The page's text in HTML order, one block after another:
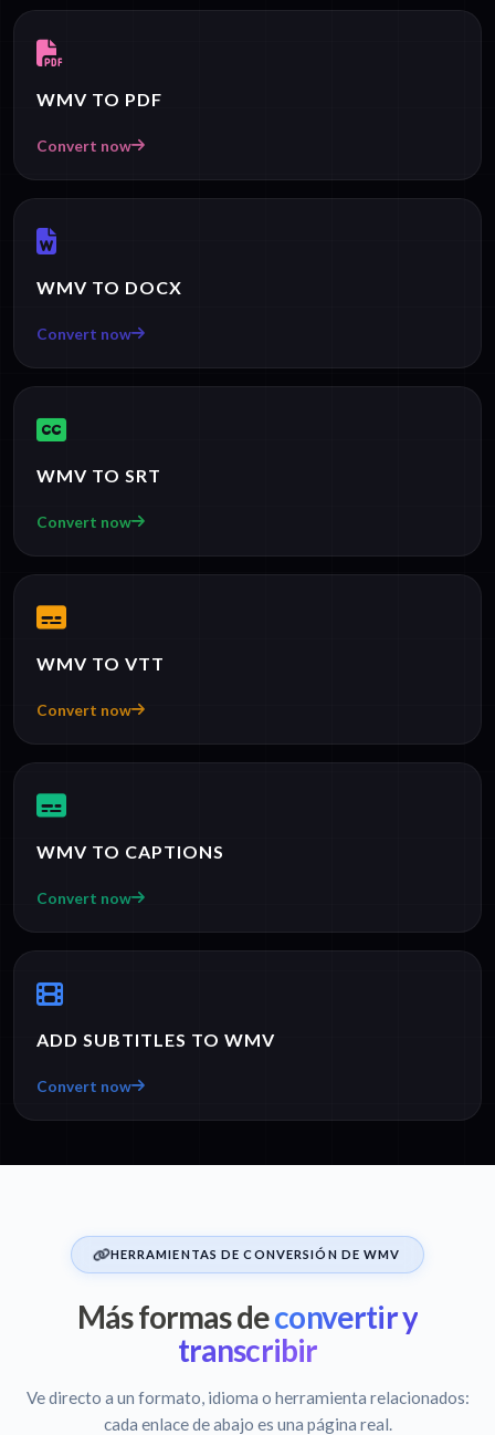
WMV TO PDF
Convert now
WMV TO DOCX
Convert now
WMV TO SRT
Convert now
WMV TO VTT
Convert now
WMV TO CAPTIONS
Convert now
ADD SUBTITLES TO WMV
Convert now
HERRAMIENTAS DE CONVERSIÓN DE WMV
Más formas deconvertir y
transcribir
Ve directo a un formato, idioma o herramienta relacionados:
cada enlace de abajo es una página real.